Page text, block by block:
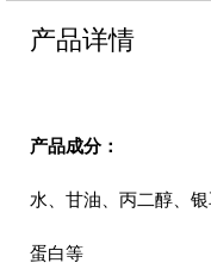
产品详情
产品成分：
水、甘油、丙二醇、
蛋白等